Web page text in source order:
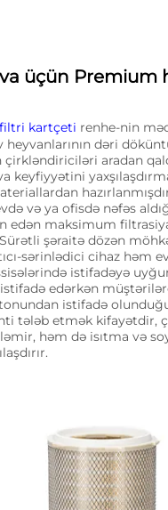
üçün Premium
kartçeti renhe-nin
heyvanlarının dəri
çirkləndiriciləri aradan
keyfiyyətini
və ya ofisdə nəfəs
edən maksimum
şəraitə dözən
sərinlədici cihaz həm
istifadəyə
edərkən
istifadə
tələb etmək kifayətdir,
həm də isıtma və